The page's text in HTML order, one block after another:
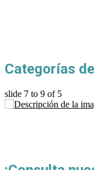
Categorías
slide 7 to 9 of 5